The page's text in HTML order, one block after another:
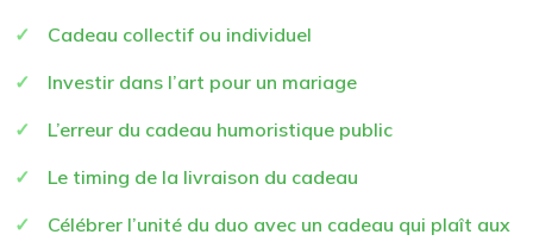
Cadeau collectif ou individuel
Investir dans l’art pour un mariage
L’erreur du cadeau humoristique public
Le timing de la livraison du cadeau
Célébrer l’unité du duo avec un cadeau qui plaît aux